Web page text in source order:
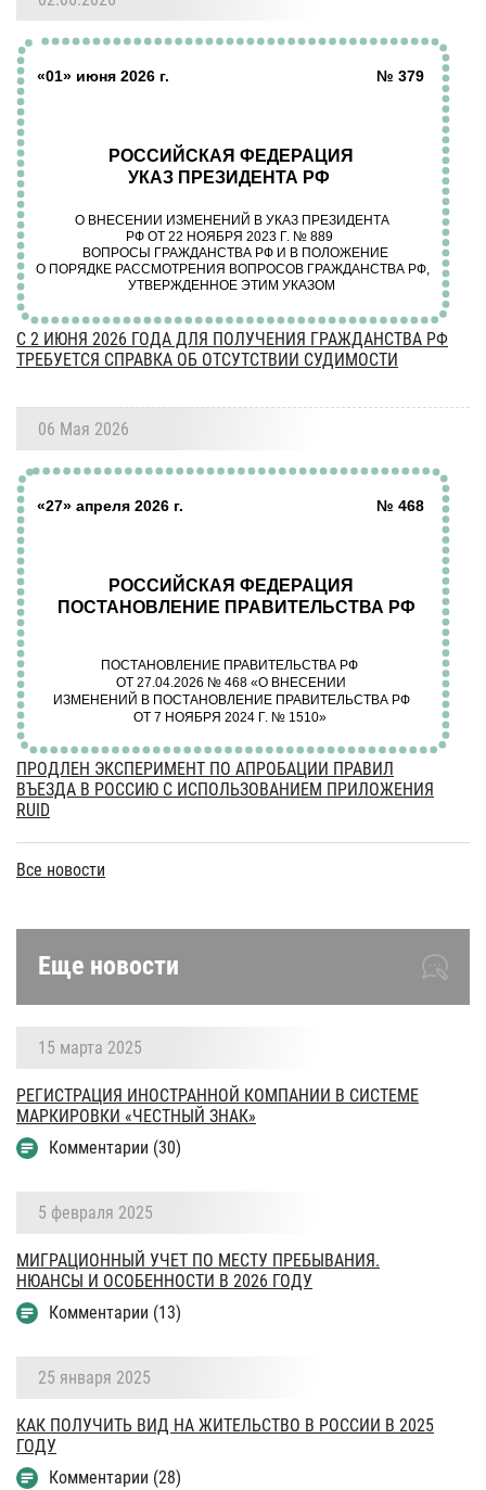
С 2 ИЮНЯ 2026 ГОДА ДЛЯ ПОЛУЧЕНИЯ ГРАЖДАНСТВА РФ
ТРЕБУЕТСЯ СПРАВКА ОБ ОТСУТСТВИИ СУДИМОСТИ
06 Мая 2026
ПРОДЛЕН ЭКСПЕРИМЕНТ ПО АПРОБАЦИИ ПРАВИЛ
ВЪЕЗДА В РОССИЮ С ИСПОЛЬЗОВАНИЕМ ПРИЛОЖЕНИЯ
RUID
Все новости
Еще новости
15 марта 2025
РЕГИСТРАЦИЯ ИНОСТРАННОЙ КОМПАНИИ В СИСТЕМЕ
МАРКИРОВКИ «ЧЕСТНЫЙ ЗНАК»
Комментарии (30)
5 февраля 2025
МИГРАЦИОННЫЙ УЧЕТ ПО МЕСТУ ПРЕБЫВАНИЯ.
НЮАНСЫ И ОСОБЕННОСТИ В 2026 ГОДУ
Комментарии (13)
25 января 2025
КАК ПОЛУЧИТЬ ВИД НА ЖИТЕЛЬСТВО В РОССИИ В 2025
ГОДУ
Комментарии (28)